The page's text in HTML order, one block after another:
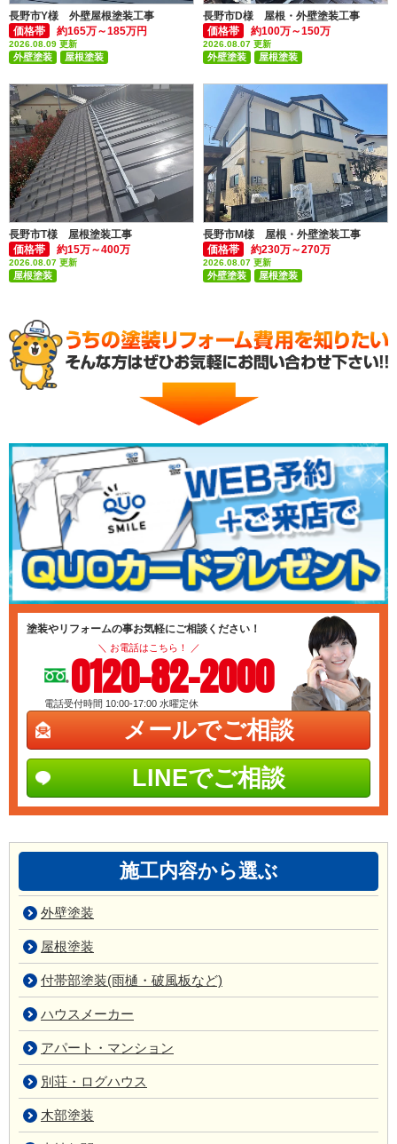
長野市Y様 外壁屋根塗装工事
価格帯
約165万～185万円
2026.08.09 更新
外壁塗装
屋根塗装
長野市D様 屋根・外壁塗装工事
価格帯
約100万～150万
2026.08.07 更新
外壁塗装
屋根塗装
長野市T様 屋根塗装工事
価格帯
約15万～400万
2026.08.07 更新
屋根塗装
長野市M様 屋根・外壁塗装工事
価格帯
約230万～270万
2026.08.07 更新
外壁塗装
屋根塗装
塗装やリフォームの事お気軽にご相談ください！
＼ お電話はこちら！ ／
0120-82-2000
電話受付時間 10:00-17:00 水曜定休
メールでご相談
LINEでご相談
施工内容から選ぶ
外壁塗装
屋根塗装
付帯部塗装(雨樋・破風板など)
ハウスメーカー
アパート・マンション
別荘・ログハウス
木部塗装